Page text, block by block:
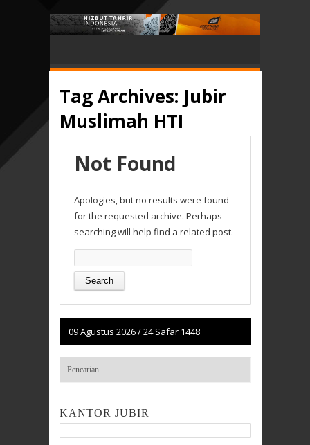
Tag Archives: Jubir
Muslimah HTI
Not Found
Apologies, but no results were found
for the requested archive. Perhaps
searching will help find a related post.
for:
09 Agustus 2026/24 Safar 1448
KANTOR JUBIR